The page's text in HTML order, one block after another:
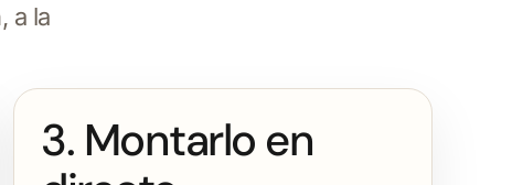
a la
3. Montarlo en